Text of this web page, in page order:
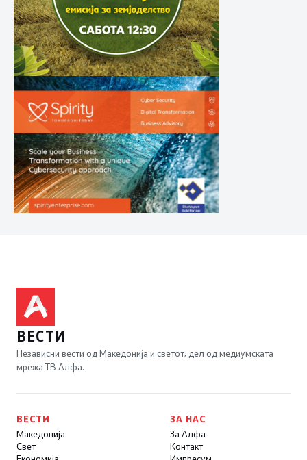
ВЕСТИ
Независни вести од Македонија и светот, дел од медиумската
мрежа ТВ Алфа.
ВЕСТИ
Македонија
Свет
ЗА НАС
За Алфа
Контакт